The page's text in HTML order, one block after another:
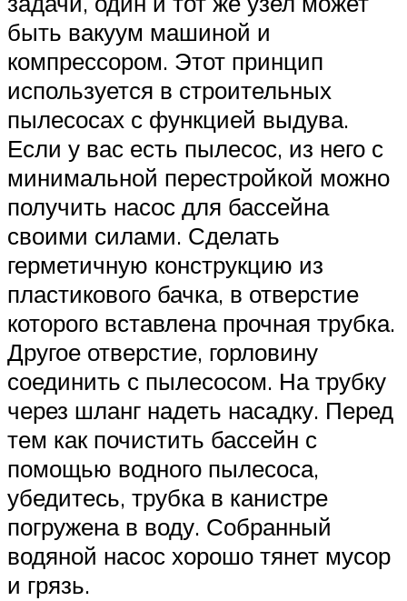
быть вакуум машиной и
компрессором. Этот принцип
используется в строительных
пылесосах с функцией выдува.
Если у вас есть пылесос, из него с
минимальной перестройкой можно
получить насос для бассейна
своими силами. Сделать
герметичную конструкцию из
пластикового бачка, в отверстие
которого вставлена прочная трубка.
Другое отверстие, горловину
соединить с пылесосом. На трубку
через шланг надеть насадку. Перед
тем как почистить бассейн с
помощью водного пылесоса,
убедитесь, трубка в канистре
погружена в воду. Собранный
водяной насос хорошо тянет мусор
и грязь.